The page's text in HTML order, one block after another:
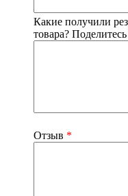
Какие получили
товара?
Отзыв *